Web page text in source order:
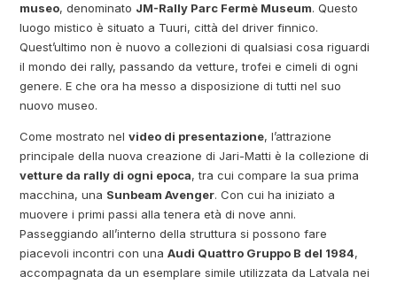
museo, denominato JM-Rally Parc Fermè Museum. Questo
luogo mistico è situato a Tuuri, città del driver finnico.
Quest’ultimo non è nuovo a collezioni di qualsiasi cosa riguardi
il mondo dei rally, passando da vetture, trofei e cimeli di ogni
genere. E che ora ha messo a disposizione di tutti nel suo
nuovo museo.
Come mostrato nelvideo di presentazione, l’attrazione
principale della nuova creazione di Jari-Matti è la collezione di
vetture da rally di ogni epoca, tra cui compare la sua prima
macchina, una Sunbeam Avenger. Con cui ha iniziato a
muovere i primi passi alla tenera età di nove anni.
Passeggiando all’interno della struttura si possono fare
piacevoli incontri con unaAudi Quattro Gruppo B del 1984,
accompagnata da un esemplare simile utilizzata da Latvala nei